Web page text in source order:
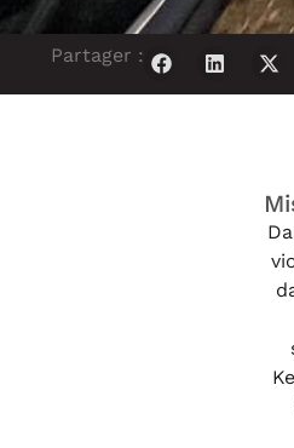
Partager :